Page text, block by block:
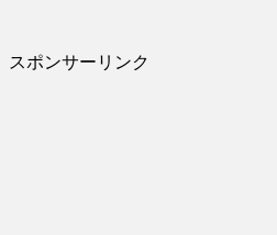
スポンサーリンク